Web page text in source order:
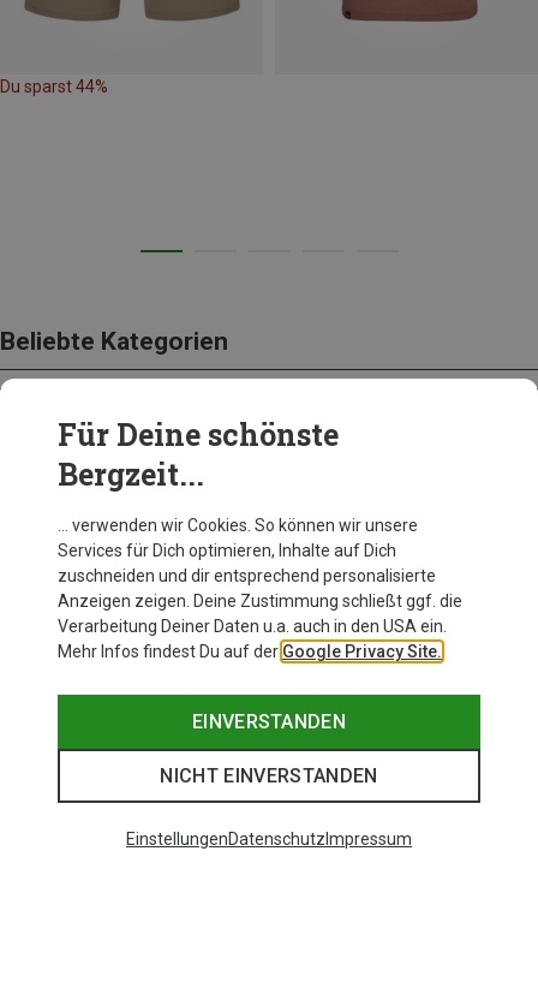
Du sparst 44%
Beliebte Kategorien
BEKLEIDUNG
Für Deine schönste
Bergzeit...
… verwenden wir Cookies. So können wir unsere
Services für Dich optimieren, Inhalte auf Dich
zuschneiden und dir entsprechend personalisierte
Anzeigen zeigen. Deine Zustimmung schließt ggf. die
Verarbeitung Deiner Daten u.a. auch in den USA ein.
Mehr Infos findest Du auf der Google Privacy Site.
EINVERSTANDEN
NICHT EINVERSTANDEN
EinstellungenDatenschutz Impressum